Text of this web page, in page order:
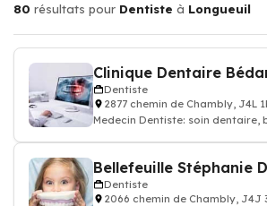
80 résultats pour Dentiste à Longueuil
Clinique Dentaire
Dentiste
2877 chemin de Chambly, J4L
Medecin Dentiste: soin dentaire,
Bellefeuille Stéphanie
Dentiste
2066 chemin de Chambly, J4J